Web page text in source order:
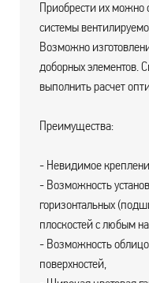
Приобрести их можно
системы
Возможно
доборных элементов.
выполнить расчет
Преимущества:
- Невидимое
- Возможность
горизонтальных
плоскостей с любым
- Возможность
поверхностей,